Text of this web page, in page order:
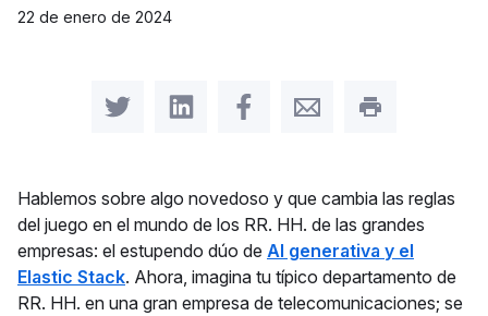
22 de enero de 2024
Share on TwitterShare on LinkedIn
Share on Facebook
Share by Email
Print this
Hablemos sobre algo novedoso y que cambia las reglas
del juego en el mundo de los RR. HH. de las grandes
empresas: el estupendo dúo de AI generativa y el
Elastic Stack. Ahora, imagina tu típico departamento de
RR. HH. en una gran empresa de telecomunicaciones; se